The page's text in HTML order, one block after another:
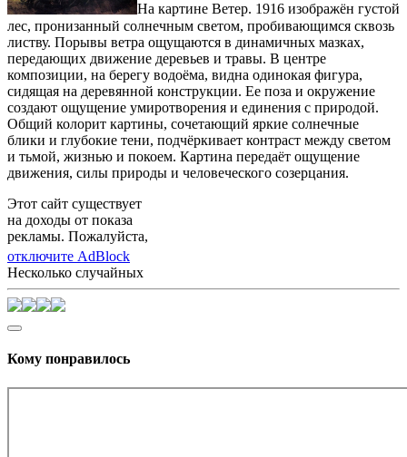
На картине Ветер. 1916 изображён густой
лес, пронизанный солнечным светом, пробивающимся сквозь
листву. Порывы ветра ощущаются в динамичных мазках,
передающих движение деревьев и травы. В центре
композиции, на берегу водоёма, видна одинокая фигура,
сидящая на деревянной конструкции. Ее поза и окружение
создают ощущение умиротворения и единения с природой.
Общий колорит картины, сочетающий яркие солнечные
блики и глубокие тени, подчёркивает контраст между светом
и тьмой, жизнью и покоем. Картина передаёт ощущение
движения, силы природы и человеческого созерцания.
Этот сайт существует
на доходы от показа
рекламы. Пожалуйста,
отключите AdBlock
Несколько случайных
Кому понравилось